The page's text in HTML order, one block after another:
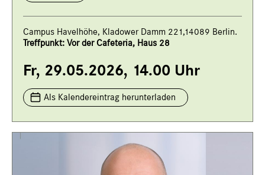
Campus Havelhöhe, Kladower Damm 221,14089 Berlin.
Treffpunkt: Vor der Cafeteria, Haus 28
Fr, 29.05.2026, 14.00 Uhr
Als Kalendereintrag herunterladen